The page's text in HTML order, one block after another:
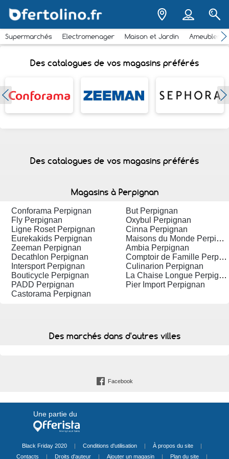
Supermarchés Electromenager Maison et Jardin
Des catalogues de vos magasins préférés
Des catalogues de vos magasins préférés
Magasins à Perpignan
Conforama Perpignan
But Perpignan
Fly Perpignan
Oxybul Perpignan
Ligne Roset Perpignan
Cinna Perpignan
Eurekakids Perpignan
Maisons du Monde Perpignan
Zeeman Perpignan
Ambia Perpignan
Decathlon Perpignan
Comptoir de Famille Perpignan
Intersport Perpignan
Culinarion Perpignan
Bouticycle Perpignan
La Chaise Longue Perpignan
PADD Perpignan
Pier Import Perpignan
Castorama Perpignan
Des marchés dans d'autres villes
Facebook
Une partie du
Black Friday 2020 | Conditions d'utilisation | À propos du site
|
Contacts
| Droits d'auteur | Ajouter un magasin | Plan du site |